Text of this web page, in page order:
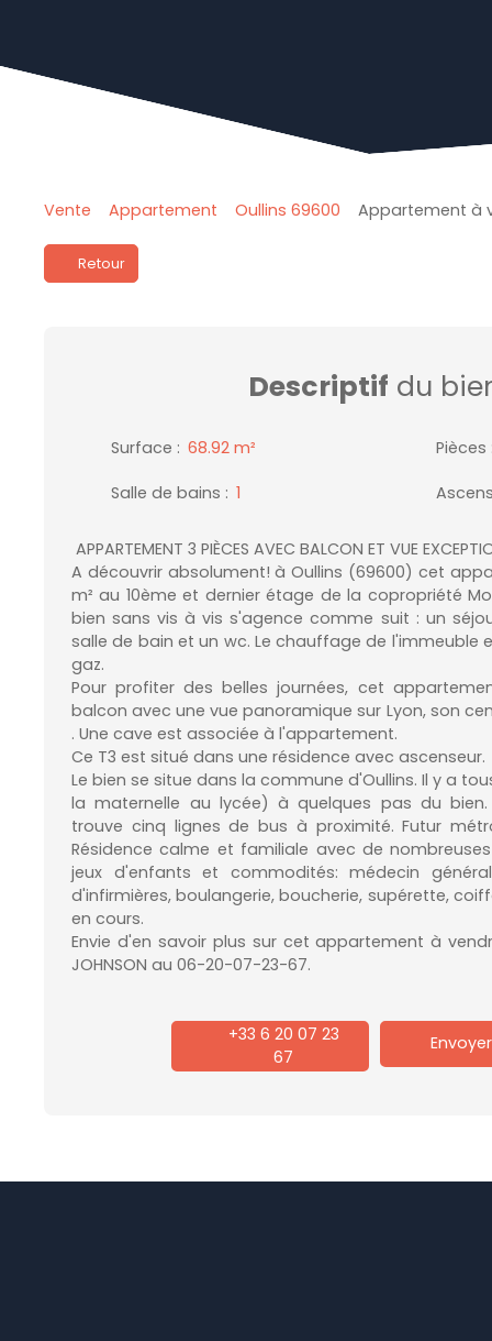
Vente Appartement Oullins 69600 Appartement à
Retour
Descriptif du
Surface : 68.92 m² Pièces
Salle de bains : 1
APPARTEMENT 3 PIÈCES AVEC BALCON ET VUE
A découvrir absolument! à Oullins (69600) cet
m² au 10ème et dernier étage de la copropriété
bien sans vis à vis s'agence comme suit : un
salle de bain et un wc. Le chauffage de l'immeuble
gaz.
Pour profiter des belles journées, cet
balcon avec une vue panoramique sur Lyon, son
. Une cave est associée à l'appartement.
Ce T3 est situé dans une résidence avec ascenseur.
Le bien se situe dans la commune d'Oullins. Il y a
la maternelle au lycée) à quelques pas du
trouve cinq lignes de bus à proximité. Futur
Résidence calme et familiale avec de
jeux d'enfants et commodités: médecin
d'infirmières, boulangerie, boucherie, supérette,
en cours.
Envie d'en savoir plus sur cet appartement à
JOHNSON au 06-20-07-23-67.
+33 6 20 07 23
67